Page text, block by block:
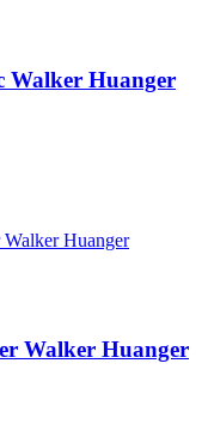
Walker Huanger
Walker Huanger